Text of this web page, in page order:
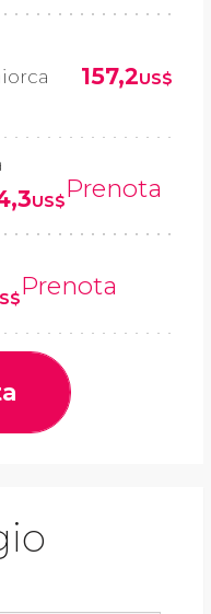
157,2US$
US$Prenota
Prenota